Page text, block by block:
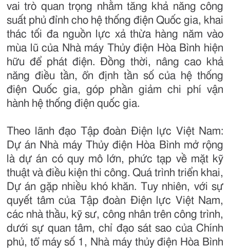
vai trò quan trọng nhằm tăng khả năng công
suất phủ đỉnh cho hệ thống điện Quốc gia, khai
thác tối đa nguồn lực xả thừa hàng năm vào
mùa lũ của Nhà máy Thủy điện Hòa Bình hiện
hữu để phát điện. Đồng thời, nâng cao khả
năng điều tần, ổn định tần số của hệ thống
điện Quốc gia, góp phần giảm chi phí vận
hành hệ thống điện quốc gia.
Theo lãnh đạo Tập đoàn Điện lực Việt Nam:
Dự án Nhà máy Thủy điện Hòa Bình mở rộng
là dự án có quy mô lớn, phức tạp về mặt kỹ
thuật và điều kiện thi công. Quá trình triển khai,
Dự án gặp nhiều khó khăn. Tuy nhiên, với sự
quyết tâm của Tập đoàn Điện lực Việt Nam,
các nhà thầu, kỹ sư, công nhân trên công trình,
dưới sự quan tâm, chỉ đạo sát sao của Chính
phủ, tổ máy số 1, Nhà máy thủy điện Hòa Bình